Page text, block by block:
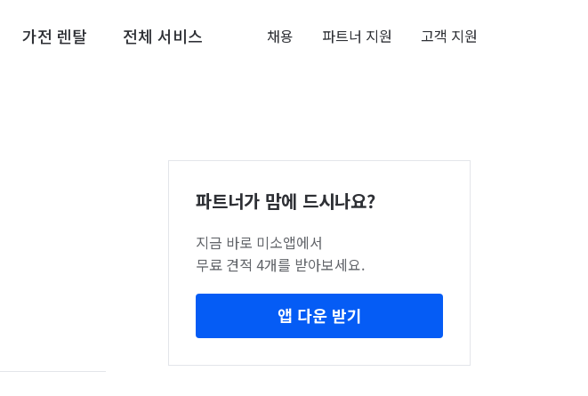
가전 렌탈 전체 서비스 채용 파트너 지원 고객 지원
파트너가 맘에 드시나요?
지금 바로 미소앱에서
무료 견적 4개를 받아보세요.
앱 다운 받기